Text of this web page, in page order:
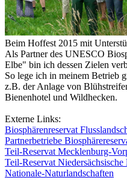
Beim Hoffest 2015 mit
Als Partner des UNESCO
Elbe" bin ich dessen Zielen
So lege ich in meinem Betrieb
z.B. der Anlage von
Bienenhotel und Wildhecken.
Externe Links:
Biosphärenreservat
Partnerbetriebe
Teil-Reservat Mecklenburg-
Teil-Reservat Niedersächsische
Nationale-Naturlandschaften